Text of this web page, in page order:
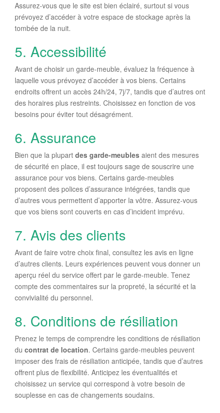
Assurez-vous que le site est bien éclairé, surtout si vous
prévoyez d’accéder à votre espace de stockage après la
tombée de la nuit.
5. Accessibilité
Avant de choisir un garde-meuble, évaluez la fréquence à
laquelle vous prévoyez d’accéder à vos biens. Certains
endroits offrent un accès 24h/24, 7j/7, tandis que d’autres ont
des horaires plus restreints. Choisissez en fonction de vos
besoins pour éviter tout désagrément.
6. Assurance
Bien que la plupart des garde-meubles aient des mesures
de sécurité en place, il est toujours sage de souscrire une
assurance pour vos biens. Certains garde-meubles
proposent des polices d’assurance intégrées, tandis que
d’autres vous permettent d’apporter la vôtre. Assurez-vous
que vos biens sont couverts en cas d’incident imprévu.
7. Avis des clients
Avant de faire votre choix final, consultez les avis en ligne
d’autres clients. Leurs expériences peuvent vous donner un
aperçu réel du service offert par le garde-meuble. Tenez
compte des commentaires sur la propreté, la sécurité et la
convivialité du personnel.
8. Conditions de résiliation
Prenez le temps de comprendre les conditions de résiliation
du contrat de location. Certains garde-meubles peuvent
imposer des frais de résiliation anticipée, tandis que d’autres
offrent plus de flexibilité. Anticipez les éventualités et
choisissez un service qui correspond à votre besoin de
souplesse en cas de changements soudains.